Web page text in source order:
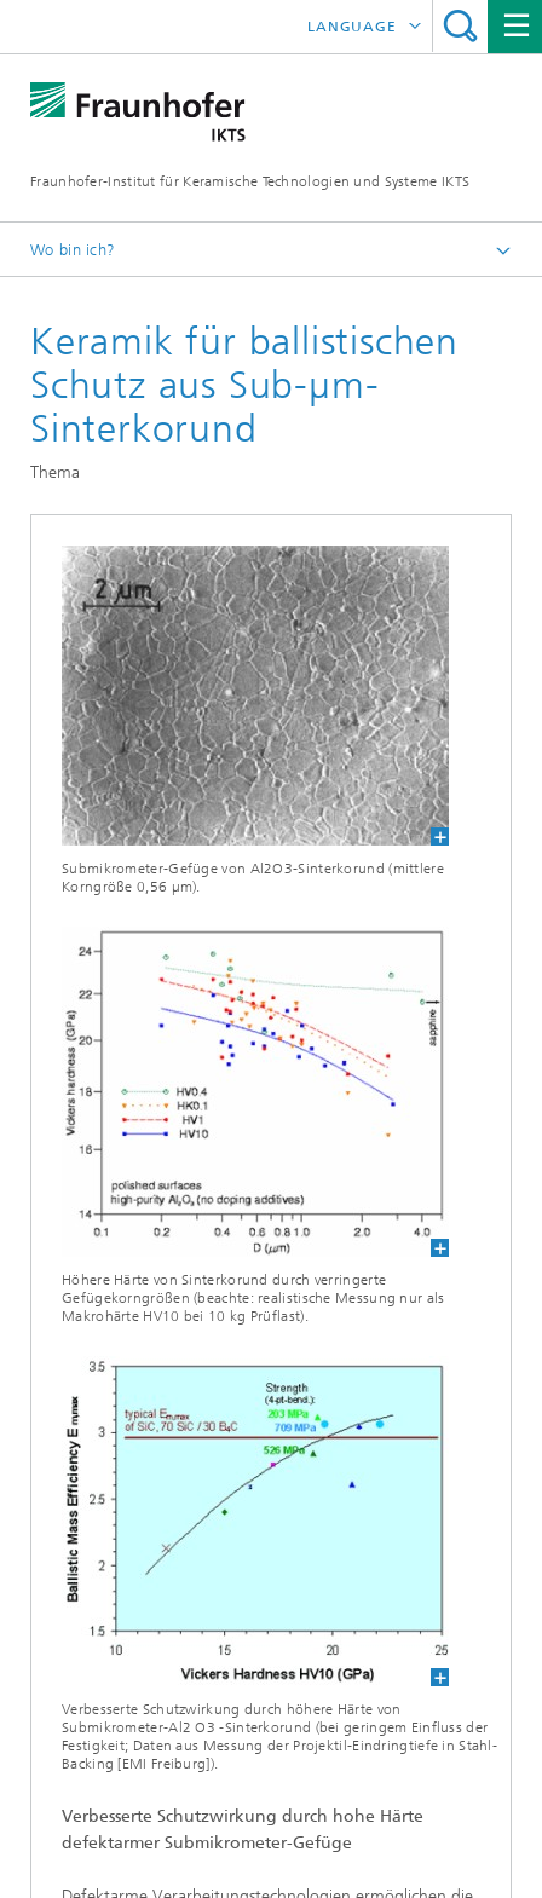
Fraunhofer-Institut für Keramische Technologien und Systeme IKTS
LANGUAGE
ČESKÝ
Wo bin ich?
Abteilungen
Strukturkeramik
Werkstoffsynthese und Werkstoffentwicklung
Keramik für ballistischen
Schutz aus Sub-µm-
Sinterkorund
Thema
Submikrometer-Gefüge von Al2O3-Sinterkorund (mittlere
Korngröße 0,56 µm).
Höhere Härte von Sinterkorund durch verringerte
Gefügekorngrößen (beachte: realistische Messung nur als
Makrohärte HV10 bei 10 kg Prüflast).
Verbesserte Schutzwirkung durch höhere Härte von
Submikrometer-Al2 O3 -Sinterkorund (bei geringem Einfluss der
Festigkeit; Daten aus Messung der Projektil-Eindringtiefe in Stahl-
Backing [EMI Freiburg]).
Verbesserte Schutzwirkung durch hohe Härte
defektarmer Submikrometer-Gefüge